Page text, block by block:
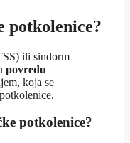
potkolenice?
ili sindorm
povredu
koja se
potkolenice?